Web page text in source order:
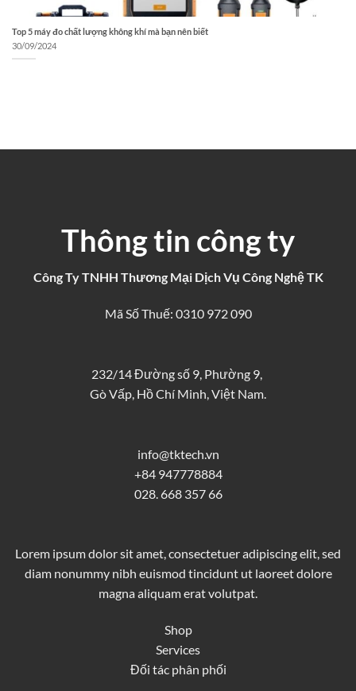
Top 5 máy đo chất lượng không khí mà bạn nên biết
30/09/2024
Thông tin công ty
Công Ty TNHH Thương Mại Dịch Vụ Công Nghệ TK
Mã Số Thuế: 0310 972 090
232/14 Đường số 9, Phường 9,
Gò Vấp, Hồ Chí Minh, Việt Nam.
info@tktech.vn
+84 947778884
028. 668 357 66
Lorem ipsum dolor sit amet, consectetuer adipiscing elit, sed
diam nonummy nibh euismod tincidunt ut laoreet dolore
magna aliquam erat volutpat.
Shop
Services
Đối tác phân phối